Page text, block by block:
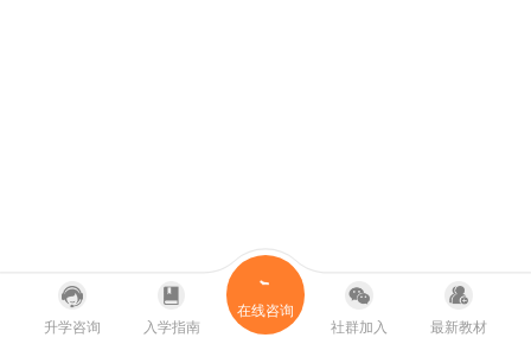
升学咨询 入学指南
在线咨询
社群加入
最新教材